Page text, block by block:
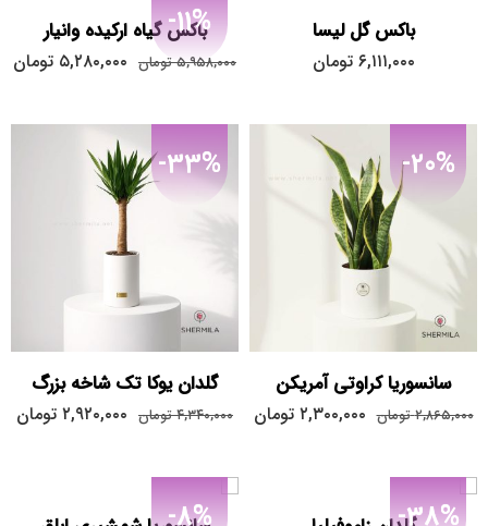
باکس گل لیسا
۶,۱۱۱,۰۰۰ تومان
-11%
باکس گیاه ارکیده وانیار
۵,۹۵۸,۰۰۰ تومان ۵,۲۸۰,۰۰۰ تومان
-20%
سانسوریا کراوتی آمریکن
۲,۸۶۵,۰۰۰ تومان ۲,۳۰۰,۰۰۰ تومان
-33%
گلدان یوکا تک شاخه بزرگ
۴,۳۴۰,۰۰۰ تومان ۲,۹۲۰,۰۰۰ تومان